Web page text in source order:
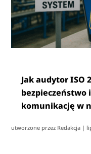
Jak audytor ISO
bezpieczeństwo
komunikację w
utworzone przez Redakcja |